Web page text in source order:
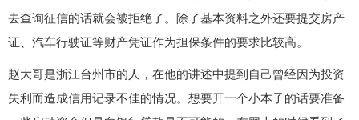
去查询征信的话就会被拒绝了。除了基本资料之外还要提交房产
证、汽车行驶证等财产凭证作为担保条件的要求比较高。
赵大哥是浙江台州市的人，在他的讲述中提到自己曾经因为投资
失利而造成信用记录不佳的情况。想要开一个小本子的话要准备